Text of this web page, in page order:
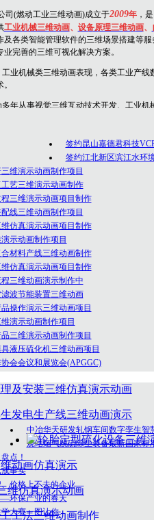
(燃动工业三维动画)成立于2009年，
工业机械三维动画、 设备原理三维动画、
各类智能管理软件的三维场景搭建等
完善的三维可视化解决方案。
工业机械类三维动画表现，各类工业产线
年从事视觉三维互动技术开发、工业
价值，秉承以专业技术为先导，以诚
签约昆山嘉德君科技
签约江北新区滨江水环
维演示动画制作项目
艺三维演示动画制作
三维演示动画项目制作
线三维动画制作项目
仿真演示动画项目制作
示动画制作项目
材料产线三维动画制作
仿真演示动画项目制作
三维动画演示制作中
波节能装置三维动画
操作演示三维动画项目
演示动画制作项目
三维演示动画制作项目
液压硫化机三维动画项目
会会议和展览会(APGGC)
中冶华天研发轧钢车间数字孪生智
烧结烟气脱硫除尘装备最新国家标
点！
事实
价格上不去的企业
环保产业的春天
大赛一图让你